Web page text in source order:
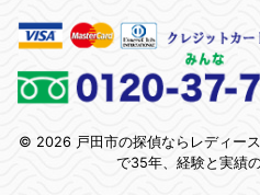
© 2026 戸田市の探偵ならレディー
で35年、経験と実績